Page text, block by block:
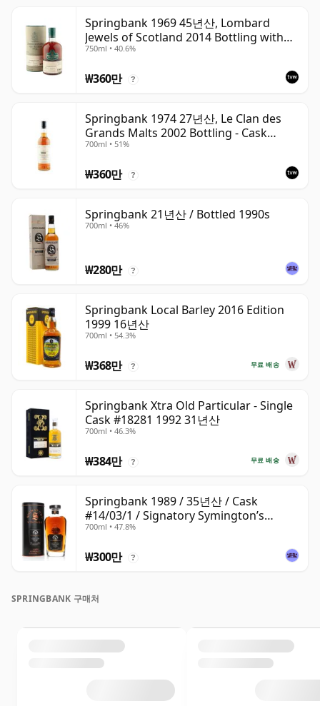
Springbank 1969 45년산, Lombard
Jewels of Scotland 2014 Bottling with
Tube
750ml • 40.6%
₩360만 ?
Springbank 1974 27년산, Le Clan des
Grands Malts 2002 Bottling - Cask
#2284
700ml • 51%
₩360만 ?
Springbank 21년산 / Bottled 1990s
700ml • 46%
₩280만 ?
Springbank Local Barley 2016 Edition
1999 16년산
700ml • 54.3%
무료 배송
₩368만 ?
Springbank Xtra Old Particular - Single
Cask #18281 1992 31년산
700ml • 46.3%
무료 배송
₩384만 ?
Springbank 1989 / 35년산 / Cask
#14/03/1 / Signatory Symington’s
Choice
700ml • 47.8%
₩300만 ?
SPRINGBANK 구매처